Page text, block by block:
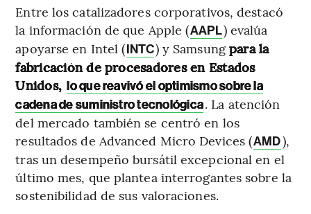
Entre los catalizadores corporativos, destacó
la información de que Apple (AAPL) evalúa
apoyarse en Intel (INTC) y Samsung para la
fabricación de procesadores en Estados
Unidos, lo que reavivó el optimismo sobre la
cadena de suministro tecnológica. La atención
del mercado también se centró en los
resultados de Advanced Micro Devices (AMD),
tras un desempeño bursátil excepcional en el
último mes, que plantea interrogantes sobre la
sostenibilidad de sus valoraciones.